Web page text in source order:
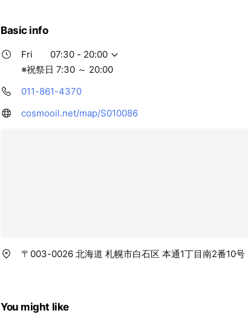
Basic info
Fri
07:30 - 20:00
※祝祭日 7:30 ～ 20:00
011-861-4370
cosmooil.net/map/S010086
〒003-0026 北海道 札幌市白石区 本通1丁目南2番10号
You might like